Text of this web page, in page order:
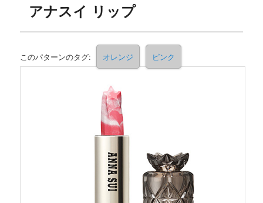
アナスイ リップ
このパターンのタグ: オレンジ ピンク